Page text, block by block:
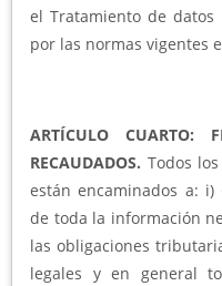
el Tratamiento de datos
por las normas vigentes
ARTÍCULO CUARTO:
RECAUDADOS. Todos
están encaminados a:
de toda la información
las obligaciones
legales y en general